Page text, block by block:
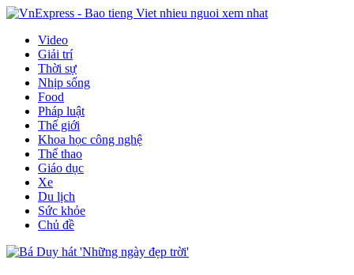
Video
Giải trí
Thời sự
Nhịp sống
Food
Pháp luật
Thế giới
Khoa học công nghệ
Thể thao
Giáo dục
Xe
Du lịch
Sức khỏe
Chủ đề